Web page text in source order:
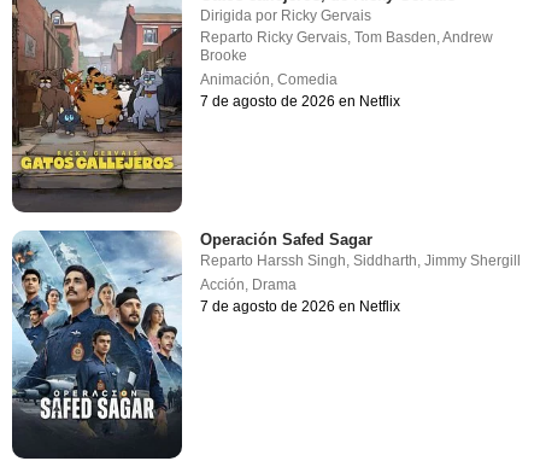
Dirigida por Ricky Gervais
Reparto Ricky Gervais,Tom Basden,Andrew
Brooke
Animación,Comedia
7 de agosto de 2026 en Netflix
Operación Safed Sagar
Reparto Harssh Singh,Siddharth,Jimmy Shergill
Acción, Drama
7 de agosto de 2026 en Netflix